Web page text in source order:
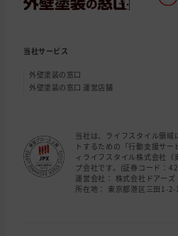
当社サービス
外壁塗装の窓口
外壁塗装の窓口 運営店舗
当社は、ライフスタイル領域
トするための「行動支援サ
ィライフスタイル株式会社
プ会社です。(証券コード：
運営会社： 株式会社ドアーズ
所在地： 東京都港区三田1-